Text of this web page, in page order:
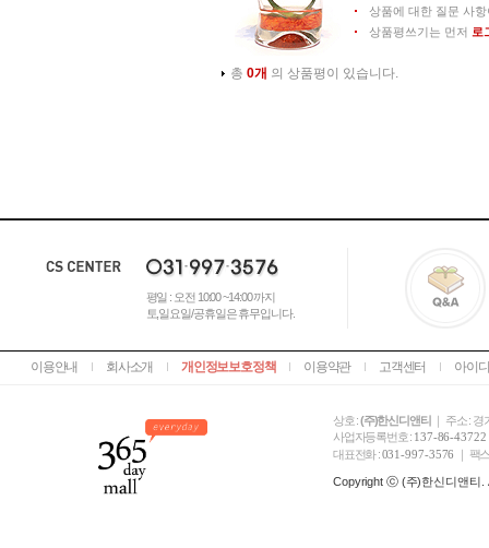
상품에 대한 질문 사
상품평쓰기는 먼저 로
총 0개 의 상품평이 있습니다.
평일 : 오전 10:00 ~14:00 까지
토,일요일/공휴일은 휴무입니다.
이용안내 회사소개 개인정보보호정책 이용약관 고객센터 아이
상호 :(주)한신디앤티
｜ 주소 :
사업자등록번호 : 137-86-43722
대표전화 :031-997-3576 ｜ 팩
Copyright ⓒ (주)한신디앤티.